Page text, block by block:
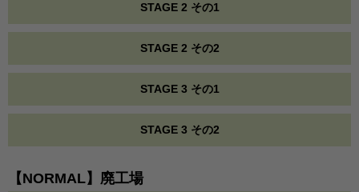
STAGE 2 その1
STAGE 2 その2
STAGE 3 その1
STAGE 3 その2
【NORMAL】廃工場